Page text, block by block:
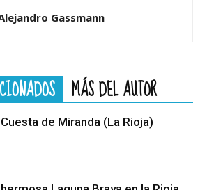
Gassmann
MÁS DEL AUTOR
de Miranda (La Rioja)